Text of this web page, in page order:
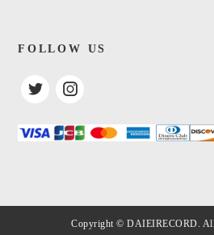
FOLLOW US
Copyright © DAIEIRECORD. All